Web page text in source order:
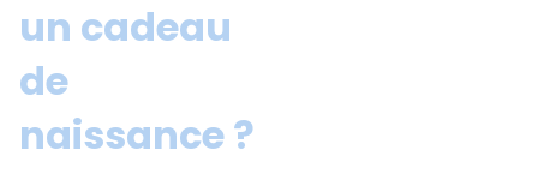
un cadeau
de
naissance ?